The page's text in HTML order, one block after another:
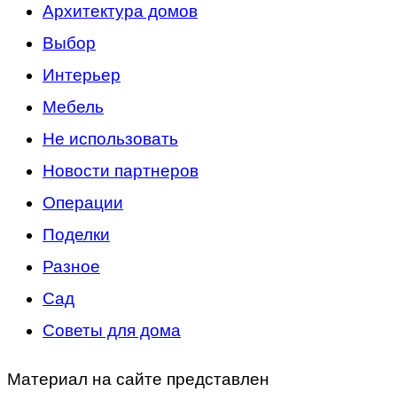
Архитектура домов
Выбор
Интерьер
Мебель
Не использовать
Новости партнеров
Операции
Поделки
Разное
Сад
Советы для дома
Материал на сайте представлен